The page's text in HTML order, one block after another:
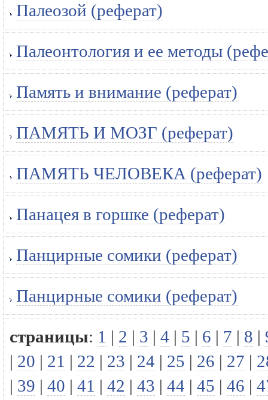
Палеозой (реферат)
Палеонтология и ее методы
Память и внимание (реферат)
ПАМЯТЬ И МОЗГ (реферат)
ПАМЯТЬ ЧЕЛОВЕКА (реферат)
Панацея в горшке (реферат)
Панцирные сомики (реферат)
Панцирные сомики (реферат)
страницы: 1 | 2 | 3 | 4 | 5 | 6 | 7 | 8 |
| 20 | 21 | 22 | 23 | 24 | 25 | 26 | 27 |
| 39 | 40 | 41 | 42 | 43 | 44 | 45 | 46 |